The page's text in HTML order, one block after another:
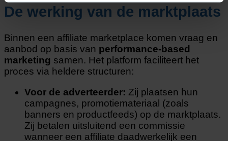
De werking van de marktplaats
Binnen een affiliate marketplace komen vraag en
aanbod op basis van performance-based
marketing samen. Het platform faciliteert het
proces via heldere structuren:
Voor de adverteerder: Zij plaatsen hun
campagnes, promotiemateriaal (zoals
banners en productfeeds) op de marktplaats.
Zij betalen uitsluitend een commissie
wanneer een affiliate daadwerkelijk een